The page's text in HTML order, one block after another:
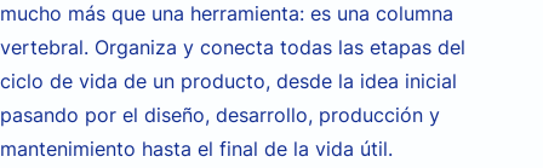
mucho más que una herramienta: es una columna
vertebral. Organiza y conecta todas las etapas del
ciclo de vida de un producto, desde la idea inicial
pasando por el diseño, desarrollo, producción y
mantenimiento hasta el final de la vida útil.